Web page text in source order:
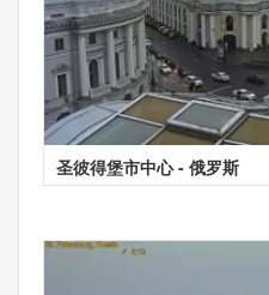
圣彼得堡市中心 - 俄罗斯